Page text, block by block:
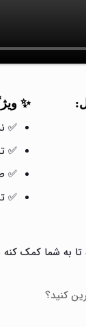
✨
✅
✅
✅
✅
به شما کمک کنه
کنید؟